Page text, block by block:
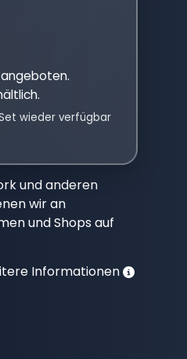
wieder verfügbar
und anderen
wir an
und Shops auf
Informationen